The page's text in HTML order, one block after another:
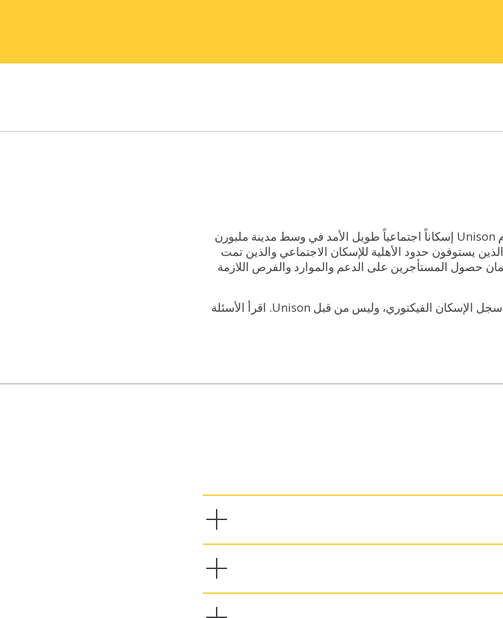
الإسكان الاجتماعي مخصص للأشخاص ذوي الدخل المنخفض الذين يحتاجون إلى سكن. تقدم Unison إسكاناً اجتماعياً طويل الأمد في وسط مدينة ملبورن
يستوفون حدود الأهلية للإسكان الاجتماعي والذين تمت
حصول المستأجرين على الدعم والموارد والفرص اللازمة
يتم تقييم الأهلية للإسكان الاجتماعي من قبل Housing Victoria من خلال سجل الإسكان الفيكتوري، وليس من قبل Unison. اقرأ الأسئلة